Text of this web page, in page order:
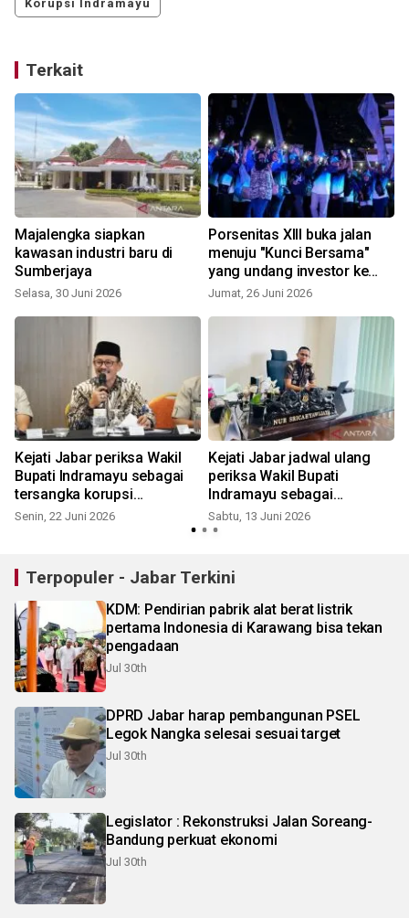
Korupsi Indramayu
Terkait
Majalengka siapkan
kawasan industri baru di
Sumberjaya
Selasa, 30 Juni 2026
Porsenitas XIII buka jalan
menuju "Kunci Bersama"
yang undang investor ke
perbatasan Jabar-Jateng
Jumat, 26 Juni 2026
Kejati Jabar periksa Wakil
Bupati Indramayu sebagai
tersangka korupsi
tunjangan DPRD
Senin, 22 Juni 2026
Kejati Jabar jadwal ulang
periksa Wakil Bupati
Indramayu sebagai
tersangka korupsi
tunjangan DPRD
Sabtu, 13 Juni 2026
Terpopuler - Jabar Terkini
KDM: Pendirian pabrik alat berat listrik
pertama Indonesia di Karawang bisa tekan
pengadaan
Jul 30th
DPRD Jabar harap pembangunan PSEL
Legok Nangka selesai sesuai target
Jul 30th
Legislator : Rekonstruksi Jalan Soreang-
Bandung perkuat ekonomi
Jul 30th